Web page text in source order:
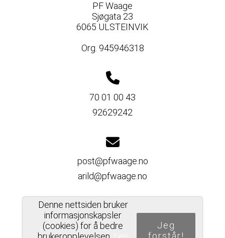
PF Waage
Sjøgata 23
6065 ULSTEINVIK
Org. 945946318
70 01 00 43
92629242
post@pfwaage.no
arild@pfwaage.no
Del nettside
Denne nettsiden bruker
informasjonskapsler
(cookies) for å bedre
Jeg
forstår!